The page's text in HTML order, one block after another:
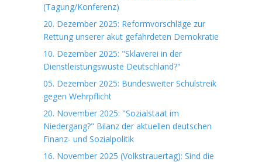
(Tagung/Konferenz)
20. Dezember 2025: Reformvorschläge zur
Rettung unserer akut gefährdeten Demokratie
10. Dezember 2025: "Sklaverei in der
Dienstleistungswüste Deutschland?"
05. Dezember 2025: Bundesweiter Schulstreik
gegen Wehrpflicht
20. November 2025: "Sozialstaat im
Niedergang?" Bilanz der aktuellen deutschen
Finanz- und Sozialpolitik
16. November 2025 (Volkstrauertag): Sind die